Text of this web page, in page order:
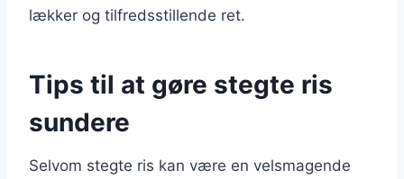
lækker og tilfredsstillende ret.
Tips til at gøre stegte ris
sundere
Selvom stegte ris kan være en velsmagende